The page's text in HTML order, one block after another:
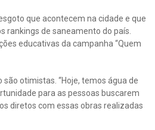
que acontecem na cidade e que
rankings de saneamento do país.
educativas da campanha “Quem
otimistas. “Hoje, temos água de
para as pessoas buscarem
diretos com essas obras realizadas